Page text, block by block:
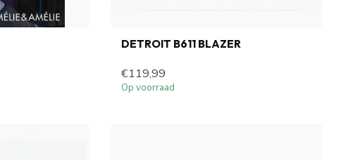
DETROIT B611 BLAZER
€119,99
Op voorraad